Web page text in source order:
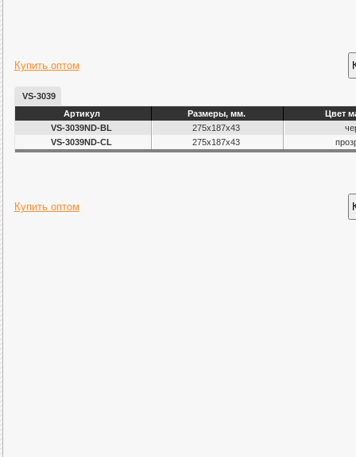
Купить оптом
VS-3039
Артикул
Размеры, мм.
Цвет
VS-3039ND-BL
275х187х43
VS-3039ND-CL
275х187х43
Купить оптом